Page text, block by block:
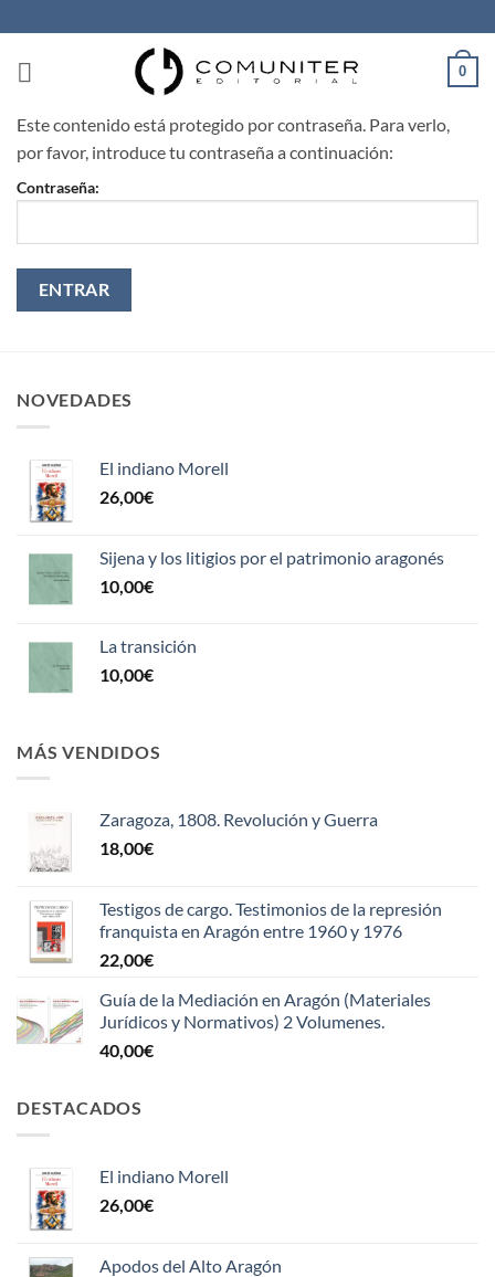
al
contenido
0
Este contenido está protegido por contraseña. Para verlo,
por favor, introduce tu contraseña a continuación:
Contraseña:
NOVEDADES
El indiano Morell
26,00€
Sijena y los litigios por el patrimonio aragonés
10,00€
La transición
10,00€
MÁS VENDIDOS
Zaragoza, 1808. Revolución y Guerra
18,00€
Testigos de cargo. Testimonios de la represión
franquista en Aragón entre 1960 y 1976
22,00€
Guía de la Mediación en Aragón (Materiales
Jurídicos y Normativos) 2 Volumenes.
40,00€
DESTACADOS
El indiano Morell
26,00€
Apodos del Alto Aragón